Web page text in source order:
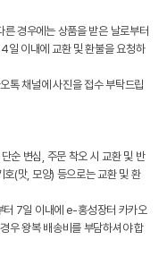
경우에는 상품을 받은 날로부터
일 이내에 교환 및 환불을 요청하
톡 채널에 사진을 접수 부탁드립
순 변심, 주문 착오 시 교환 및 반
(맛, 모양) 등으로는 교환 및 환
터 7일 이내에 e-홍성장터 카카오
우 왕복 배송비를 부담하셔야 합